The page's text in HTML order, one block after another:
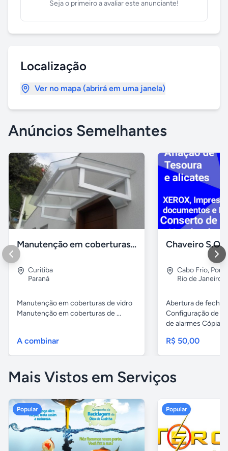
Seja o primeiro a avaliar este anunciante!
Localização
Ver no mapa (abrirá em uma janela)
Anúncios Semelhantes
Manutenção em coberturas de vidro e policarbonato
Curitiba
Paraná
Manutenção em coberturas de vidro
Manutenção em coberturas de ...
A combinar
Cabo Frio,
Rio de Janeiro
Abertura de
Configuração de
de alarmes
R$ 50,00
Mais Vistos em Serviços
Popular Popular